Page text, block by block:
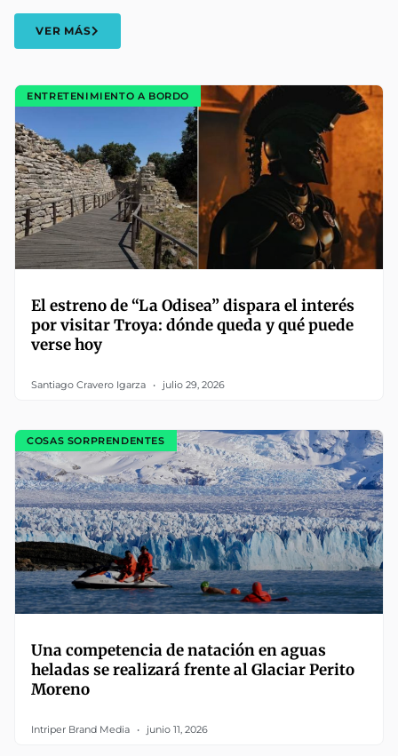
VER MÁS
ENTRETENIMIENTO A BORDO
El estreno de “La Odisea” dispara el interés
por visitar Troya: dónde queda y qué puede
verse hoy
Santiago Cravero Igarza julio 29, 2026
COSAS SORPRENDENTES
Una competencia de natación en aguas
heladas se realizará frente al Glaciar Perito
Moreno
Intriper Brand Media junio 11, 2026